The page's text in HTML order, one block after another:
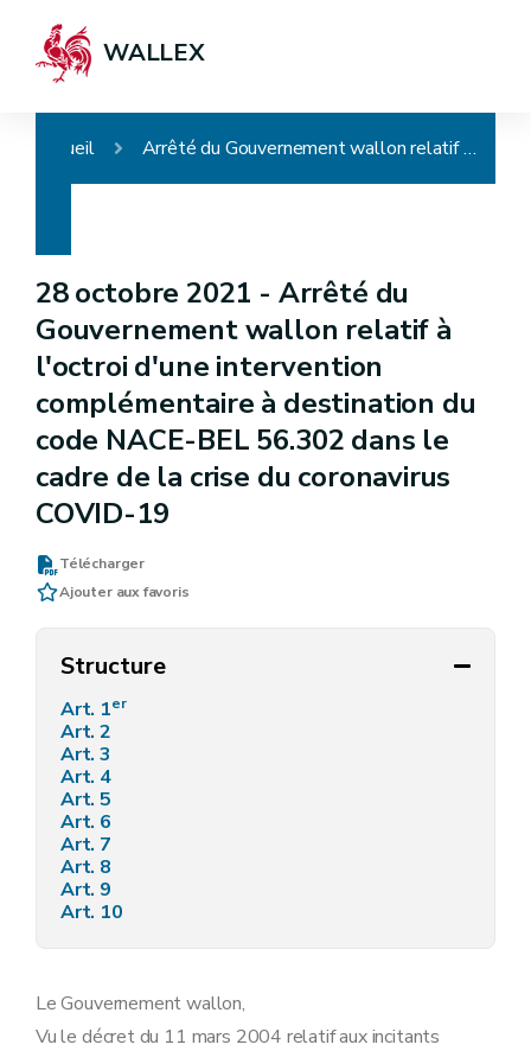
WALLEX
Accueil Arrêté du Gouvernement wallon relatif à l'octroi d'une intervention complémentaire à destination du code NACE-BEL 56.302 dans le cadre de la crise du coronavirus COVID-19
28 octobre 2021 - Arrêté du
Gouvernement wallon relatif à
l'octroi d'une intervention
complémentaire à destination du
code NACE-BEL 56.302 dans le
cadre de la crise du coronavirus
COVID-19
Télécharger
Ajouter aux favoris
Structure
Art. 1er
Art. 2
Art. 3
Art. 4
Art. 5
Art. 6
Art. 7
Art. 8
Art. 9
Art. 10
Le Gouvernement wallon,
Vu le décret du 11 mars 2004 relatif aux incitants